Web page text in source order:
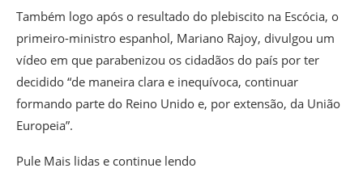
Também logo após o resultado do plebiscito na Escócia, o
primeiro-ministro espanhol, Mariano Rajoy, divulgou um
vídeo em que parabenizou os cidadãos do país por ter
decidido “de maneira clara e inequívoca, continuar
formando parte do Reino Unido e, por extensão, da União
Europeia”.
Pule Mais lidas e continue lendo